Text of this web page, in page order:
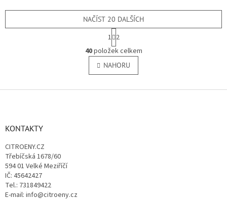
Toyota ProAce, Opel Vivaro)
O
v
l
á
NAČÍST 20 DALŠÍCH
S
t
r
á
n
k
v
1 2
40položek celkem
NAHORU
KONTAKTY
CITROENY.CZ
Třebíčská 1678/60
594 01 Velké Meziříčí
IČ: 45642427
Tel.: 731849422
E-mail: info@citroeny.cz